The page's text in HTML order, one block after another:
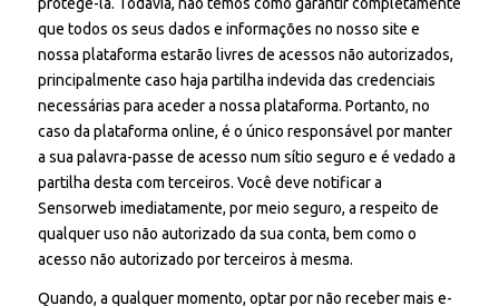
protegê-la. Todavia, não temos como garantir completamente
que todos os seus dados e informações no nosso site e
nossa plataforma estarão livres de acessos não autorizados,
principalmente caso haja partilha indevida das credenciais
necessárias para aceder a nossa plataforma. Portanto, no
caso da plataforma online, é o único responsável por manter
a sua palavra-passe de acesso num sítio seguro e é vedado a
partilha desta com terceiros. Você deve notificar a
Sensorweb imediatamente, por meio seguro, a respeito de
qualquer uso não autorizado da sua conta, bem como o
acesso não autorizado por terceiros à mesma.
Quando, a qualquer momento, optar por não receber mais e-